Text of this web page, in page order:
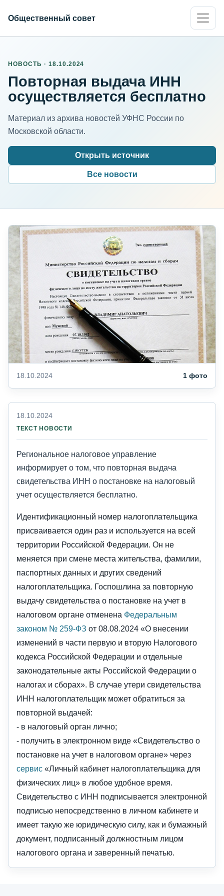
Общественный совет
НОВОСТЬ · 18.10.2024
Повторная выдача ИНН
осуществляется бесплатно
Материал из архива новостей УФНС России по
Московской области.
Открыть источник
Все новости
18.10.2024 1 фото
18.10.2024
ТЕКСТ НОВОСТИ
Региональное налоговое управление
информирует о том, что повторная выдача
свидетельства ИНН о постановке на налоговый
учет осуществляется бесплатно.
Идентификационный номер налогоплательщика
присваивается один раз и используется на всей
территории Российской Федерации. Он не
меняется при смене места жительства, фамилии,
паспортных данных и других сведений
налогоплательщика. Госпошлина за повторную
выдачу свидетельства о постановке на учет в
налоговом органе отменена Федеральным
законом № 259-ФЗ от 08.08.2024 «О внесении
изменений в части первую и вторую Налогового
кодекса Российской Федерации и отдельные
законодательные акты Российской Федерации о
налогах и сборах». В случае утери свидетельства
ИНН налогоплательщик может обратиться за
повторной выдачей:
- в налоговый орган лично;
- получить в электронном виде «Свидетельство о
постановке на учет в налоговом органе» через
сервис «Личный кабинет налогоплательщика для
физических лиц» в любое удобное время.
Свидетельство с ИНН подписывается электронной
подписью непосредственно в личном кабинете и
имеет такую же юридическую силу, как и бумажный
документ, подписанный должностным лицом
налогового органа и заверенный печатью.